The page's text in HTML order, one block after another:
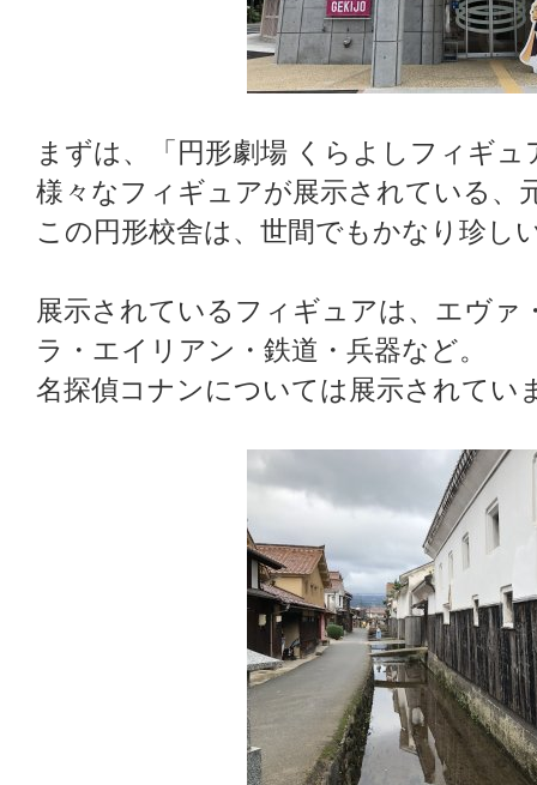
まずは、「円形劇場 くらよしフィギ
様々なフィギュアが展示されている、
この円形校舎は、世間でもかなり珍し
展示されているフィギュアは、エヴァ
ラ・エイリアン・鉄道・兵器など。
名探偵コナンについては展示されてい